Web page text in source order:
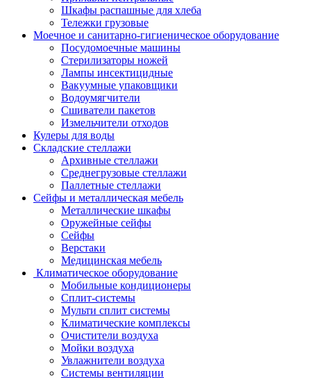
Шкафы распашные для хлеба
Тележки грузовые
Моечное и санитарно-гигиеническое оборудование
Посудомоечные машины
Стерилизаторы ножей
Лампы инсектицидные
Вакуумные упаковщики
Водоумягчители
Сшиватели пакетов
Измельчители отходов
Кулеры для воды
Складские стеллажи
Архивные стеллажи
Среднегрузовые стеллажи
Паллетные стеллажи
Сейфы и металлическая мебель
Металлические шкафы
Оружейные сейфы
Сейфы
Верстаки
Медицинская мебель
Климатическое оборудование
Мобильные кондиционеры
Сплит-системы
Мульти сплит системы
Климатические комплексы
Очистители воздуха
Мойки воздуха
Увлажнители воздуха
Системы вентиляции